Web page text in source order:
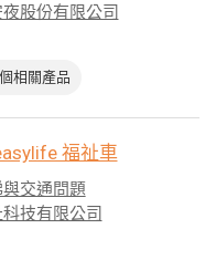
股份有限公司
相關產品
福祉車
與交通問題
技有限公司